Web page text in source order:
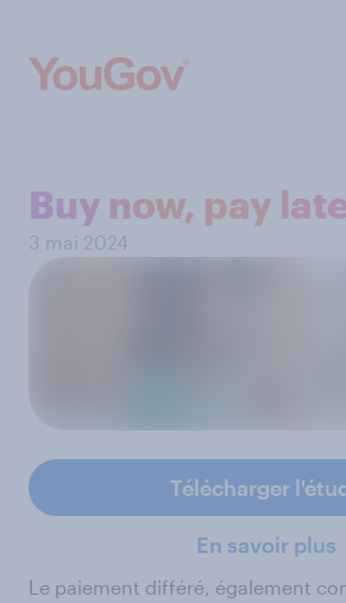
Buy now, pay
3 mai 2024
Télécharger
En savoir plus
Le paiement différé, également